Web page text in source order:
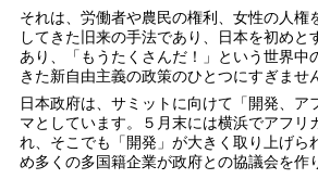
それは、労働者や農民の権利、女性の人権
してきた旧来の手法であり、日本を初め
あり、「もうたくさんだ！」という世界
きた新自由主義の政策のひとつにすぎませ
日本政府は、サミットに向けて「開発、
マとしています。５月末には横浜でアフ
れ、そこでも「開発」が大きく取り上げら
め多くの多国籍企業が政府との協議会を作